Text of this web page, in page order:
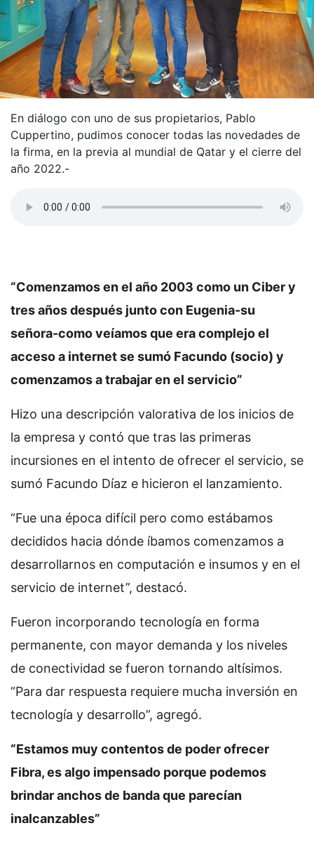
En diálogo con uno de sus propietarios, Pablo
Cuppertino, pudimos conocer todas las novedades de
la firma, en la previa al mundial de Qatar y el cierre del
año 2022.-
“Comenzamos en el año 2003 como un Ciber y
tres años después junto con Eugenia-su
señora-como veíamos que era complejo el
acceso a internet se sumó Facundo (socio) y
comenzamos a trabajar en el servicio”
Hizo una descripción valorativa de los inicios de
la empresa y contó que tras las primeras
incursiones en el intento de ofrecer el servicio, se
sumó Facundo Díaz e hicieron el lanzamiento.
“Fue una época difícil pero como estábamos
decididos hacia dónde íbamos comenzamos a
desarrollarnos en computación e insumos y en el
servicio de internet”, destacó.
Fueron incorporando tecnología en forma
permanente, con mayor demanda y los niveles
de conectividad se fueron tornando altísimos.
“Para dar respuesta requiere mucha inversión en
tecnología y desarrollo”, agregó.
“Estamos muy contentos de poder ofrecer
Fibra, es algo impensado porque podemos
brindar anchos de banda que parecían
inalcanzables”